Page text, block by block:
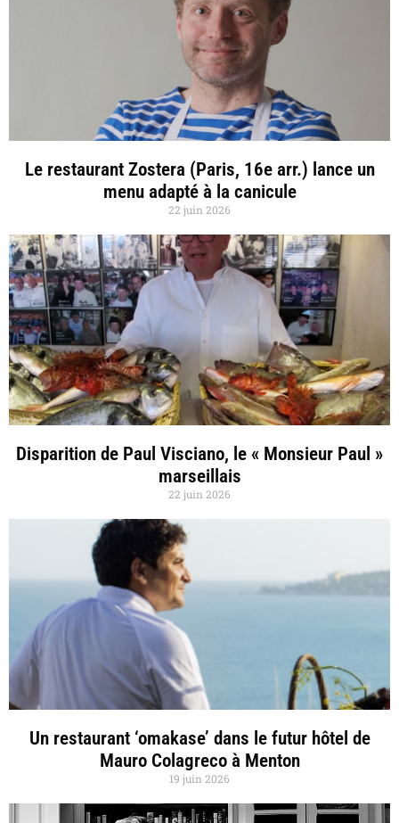
Le restaurant Zostera (Paris, 16e arr.) lance un
menu adapté à la canicule
22 juin 2026
Disparition de Paul Visciano, le « Monsieur Paul »
marseillais
22 juin 2026
Un restaurant ‘omakase’ dans le futur hôtel de
Mauro Colagreco à Menton
19 juin 2026